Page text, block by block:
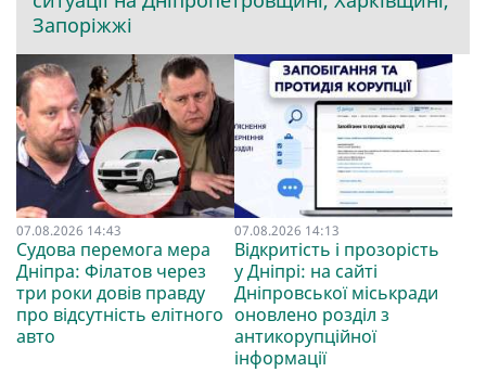
Запоріжжі
07.08.2026 14:43
Судова перемога мера
Дніпра: Філатов через
три роки довів правду
про відсутність елітного
авто
07.08.2026 14:13
Відкритість і прозорість
у Дніпрі: на сайті
Дніпровської міськради
оновлено розділ з
антикорупційної
інформації